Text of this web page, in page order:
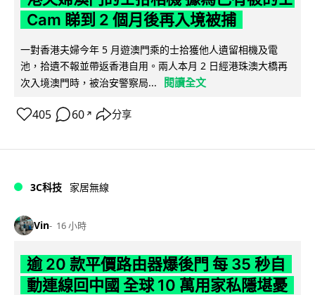
Cam 睇到 2 個月後再入境被捕
一對香港夫婦今年 5 月遊澳門乘的士拾獲他人遺留相機及電
池，拾遺不報並帶返香港自用。兩人本月 2 日經港珠澳大橋再
次入境澳門時，被治安警察局...
閱讀全文
405 60 ↗ 分享
3C科技 家居無線
Vin 16 小時
逾 20 款平價路由器爆後門 每 35 秒自
動連線回中國 全球 10 萬用家私隱堪憂